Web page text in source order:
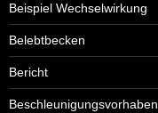
Beispiel Wechselwirkung
Belebtbecken
Bericht
Beschleunigungsvorhaben